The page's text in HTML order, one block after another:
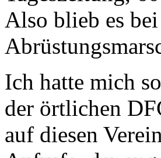
Also blieb es
Ich hatte mich
der örtlichen
auf diesen